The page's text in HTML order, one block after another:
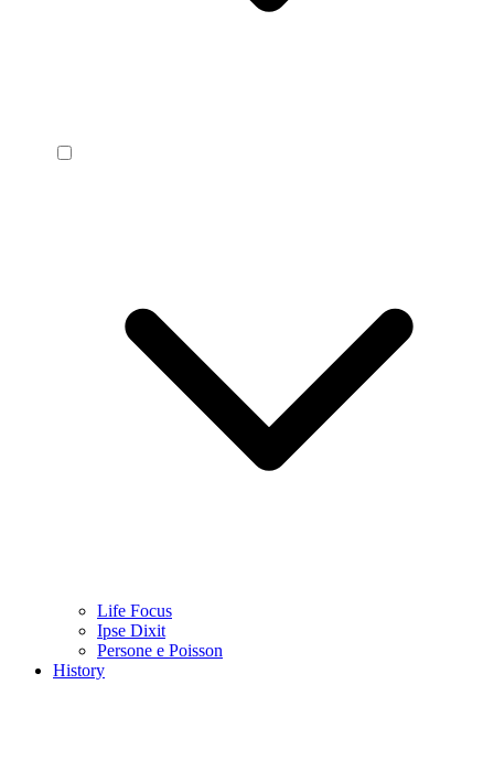
Life Focus
Ipse Dixit
Persone e Poisson
History